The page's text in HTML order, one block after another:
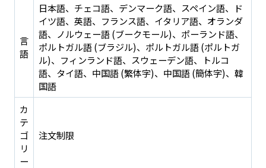
言
語
日本語、チェコ語、デンマーク語、スペイン語、ド
イツ語、英語、フランス語、イタリア語、オランダ
語、ノルウェー語 (ブークモール)、ポーランド語、
ポルトガル語 (ブラジル)、ポルトガル語 (ポルトガ
ル)、フィンランド語、スウェーデン語、トルコ
語、タイ語、中国語 (繁体字)、中国語 (簡体字)、韓
国語
カ
テ
ゴ
リ
ー
注文制限